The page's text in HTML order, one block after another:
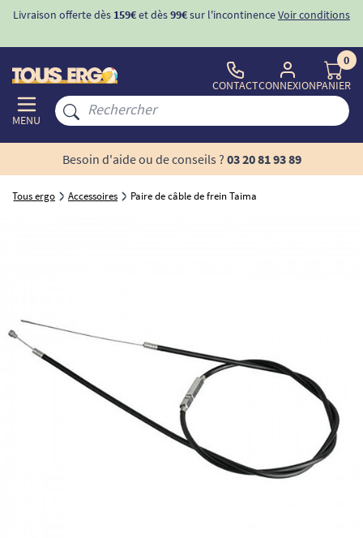
Livraison offerte dès 159€et dès99€sur l'incontinenceVoir conditions
MENU
CONTACTCONNEXION
0
PANIER
Besoin d'aide ou de conseils ? 03 20 81 93 89
Tous ergo Accessoires Paire de câble de frein Taima